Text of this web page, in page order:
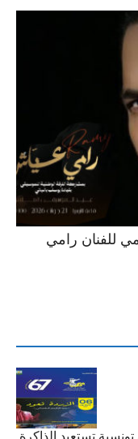
للفنان رامي
تستعيد الذاكرة